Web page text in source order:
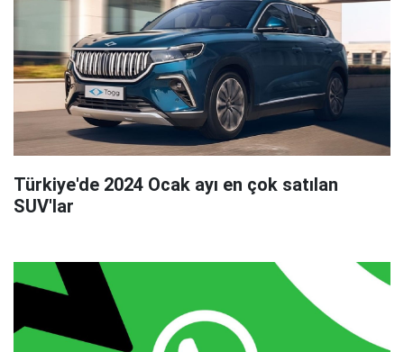
Türkiye'de 2024 Ocak ayı en çok satılan
SUV'lar